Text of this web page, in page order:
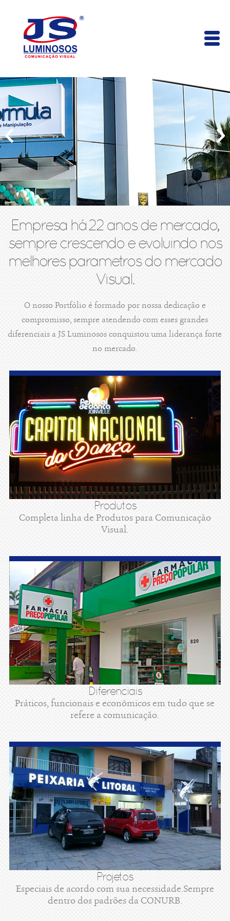
Empresa há 22 anos de mercado,
sempre crescendo e evoluindo nos
melhores parametros do mercado
Visual.
O nosso Portfólio é formado por nossa dedicação e
compromisso, sempre atendendo com esses grandes
diferenciais a JS Luminosos conquistou uma liderança forte
no mercado.
Produtos
Completa linha de Produtos para Comunicaçào
Visual.
Diferenciais
Práticos, funcionais e econômicos em tudo que se
refere a comunicação.
Projetos
Especiais de acordo com sua necessidade.Sempre
dentro dos padrões da CONURB.